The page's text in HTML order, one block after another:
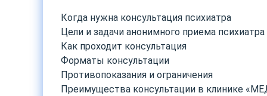
Когда нужна консультация психиатра
Цели и задачи анонимного приема психиатра
Как проходит консультация
Форматы консультации
Противопоказания и ограничения
Преимущества консультации в клинике